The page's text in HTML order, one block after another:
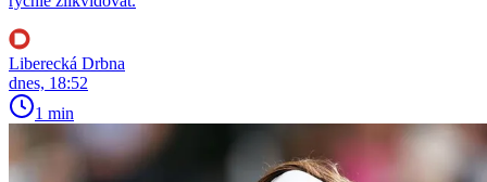
Liberecká Drbna
dnes, 18:52
1 min